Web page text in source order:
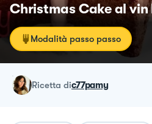
Christmas Cake al vin
Modalità passo passo
ricetta dic77pamy